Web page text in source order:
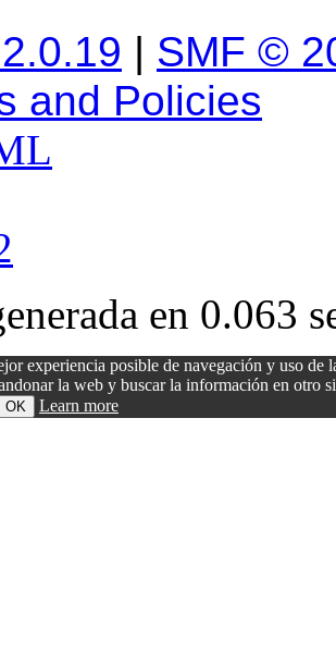
| SMF ©
and Policies
en 0.063
experiencia posible de navegación y uso
la web y buscar la información en otro
OK Learn more